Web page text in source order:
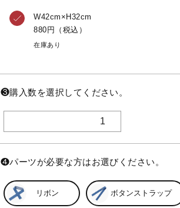
W42cm×H32cm
880円（税込）
在庫あり
❸購入数を選択してください。
❹パーツが必要な方はお選びください。
リボン ボタンストラップ